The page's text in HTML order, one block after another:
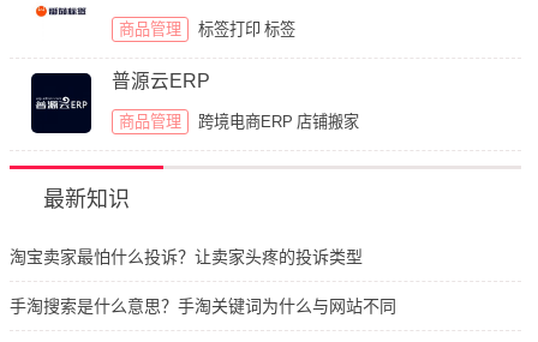
商品管理 标签打印 标签
普源云ERP
商品管理 跨境电商ERP 店铺搬家
最新知识
淘宝卖家最怕什么投诉？让卖家头疼的投诉类型
手淘搜索是什么意思？手淘关键词为什么与网站不同